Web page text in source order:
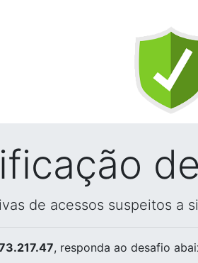
de acessos suspeitos a
, responda ao desafio